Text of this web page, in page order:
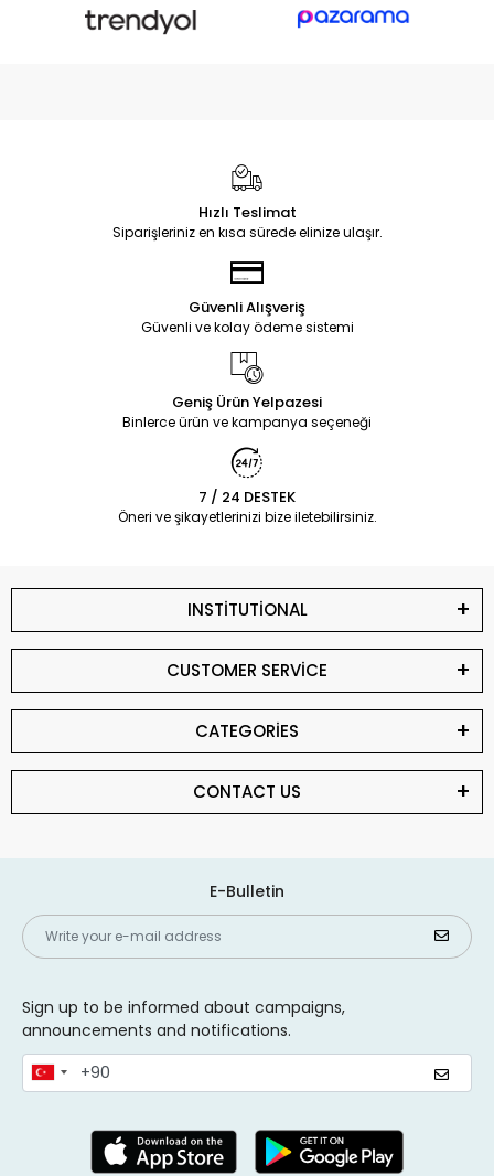
Hızlı Teslimat
Siparişleriniz en kısa sürede elinize ulaşır.
Güvenli Alışveriş
Güvenli ve kolay ödeme sistemi
Geniş Ürün Yelpazesi
Binlerce ürün ve kampanya seçeneği
7 / 24 DESTEK
Öneri ve şikayetlerinizi bize iletebilirsiniz.
INSTİTUTİONAL
CUSTOMER SERVİCE
CATEGORİES
CONTACT US
E-Bulletin
Sign up to be informed about campaigns,
announcements and notifications.